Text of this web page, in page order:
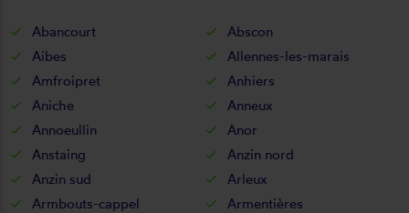
Abancourt
Abscon
Aibes
Allennes-les-marais
Amfroipret
Anhiers
Aniche
Anneux
Annoeullin
Anor
Anstaing
Anzin nord
Anzin sud
Arleux
Armbouts-cappel
Armentières